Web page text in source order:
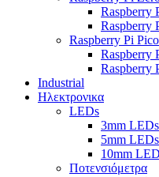
Raspberry
Raspberry
Raspberry Pi Pico
Raspberry
Raspberry
Industrial
Ηλεκτρονικα
LEDs
3mm LEDs
5mm LEDs
10mm
Ποτενσιόμετρα